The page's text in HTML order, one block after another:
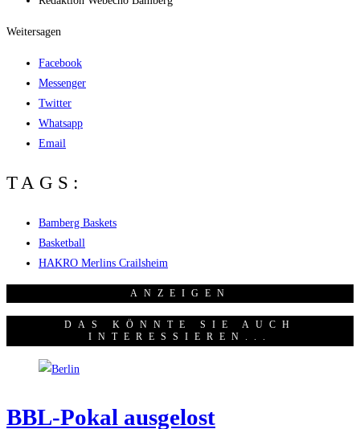
Weitersagen
Facebook
Messenger
Twitter
Whatsapp
Email
TAGS:
Bamberg Baskets
Basketball
HAKRO Merlins Crailsheim
ANZEI­GEN
DAS KÖNNTE SIE AUCH
INTERESSIEREN...
BBL-Pokal aus­ge­lost